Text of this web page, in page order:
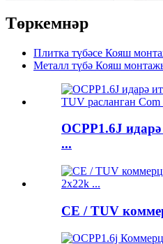
Төркемнәр
Плитка түбәсе Кояш
Металл түбә Кояш
OCPP1.6J
...
CE / TUV